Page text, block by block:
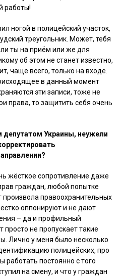
работы!
ногой в полицейский участок,
треугольник. Может, тебя
ты на приём или же для
об этом не станет известно,
чаще всего, только на входе.
в данный момент
эти записи, тоже не
права, то защитить себя очень
Украины, неужели
жёсткое сопротивление даже
граждан, любой попытке
правоохранительных
оппонируют и не дают
– да и профильный
не пропускает такие
Лично у меня было несколько
полицейских, про
постоянно с того
на смену, и что у граждан